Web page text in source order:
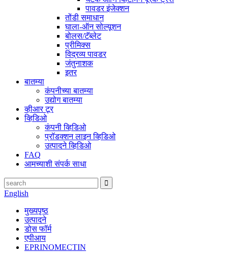
पावडर इंजेक्शन
तोंडी समाधान
घाला-ऑन सोल्यूशन
बोलस/टॅब्लेट
प्रीमिक्स
विद्रव्य पावडर
जंतुनाशक
इतर
बातम्या
कंपनीच्या बातम्या
उद्योग बातम्या
व्हीआर टूर
व्हिडिओ
कंपनी व्हिडिओ
प्रॉडक्शन लाइन व्हिडिओ
उत्पादने व्हिडिओ
FAQ
आमच्याशी संपर्क साधा
English
मुख्यपृष्ठ
उत्पादने
डोस फॉर्म
एपीआय
EPRINOMECTIN